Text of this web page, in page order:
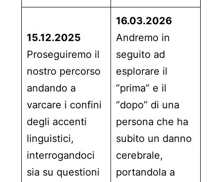
15.12.2025
Proseguiremo il
nostro percorso
andando a
varcare i confini
degli accenti
linguistici,
interrogandoci
sia su questioni
16.03.2026
Andremo in
seguito ad
esplorare il
“prima” e il
“dopo” di una
persona che ha
subito un danno
cerebrale,
portandola a